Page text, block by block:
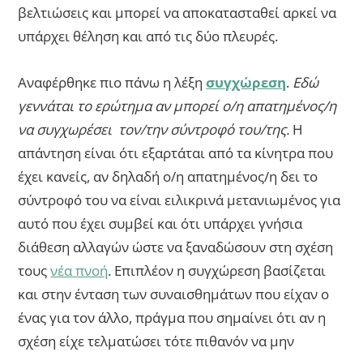
βελτιώσεις και μπορεί να αποκατασταθεί αρκεί να
υπάρχει θέληση και από τις δύο πλευρές.
Αναφέρθηκε πιο πάνω η λέξησυγχώρεση. Εδώ
γεννάται το ερώτημα αν μπορεί ο/η απατημένος/η
να συγχωρέσει τον/την σύντροφό του/της. Η
απάντηση είναι ότι εξαρτάται από τα κίνητρα που
έχει κανείς, αν δηλαδή ο/η απατημένος/η δει το
σύντροφό του να είναι ειλικρινά μετανιωμένος για
αυτό που έχει συμβεί και ότι υπάρχει γνήσια
διάθεση αλλαγών ώστε να ξαναδώσουν στη σχέση
τουςνέα πνοή. Επιπλέον η συγχώρεση βασίζεται
και στην ένταση των συναισθημάτων που είχαν ο
ένας για τον άλλο, πράγμα που σημαίνει ότι αν η
σχέση είχε τελματώσει τότε πιθανόν να μην